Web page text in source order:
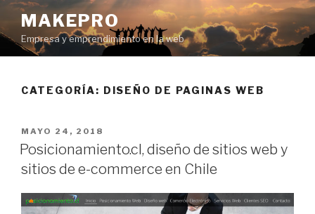
contenido
MAKEPRO
Empresa y emprendimiento en la web
CATEGORÍA: DISEÑO DE PAGINAS WEB
POSTED
ON
MAYO 24, 2018
Posicionamiento.cl, diseño de sitios web y
sitios de e-commerce en Chile